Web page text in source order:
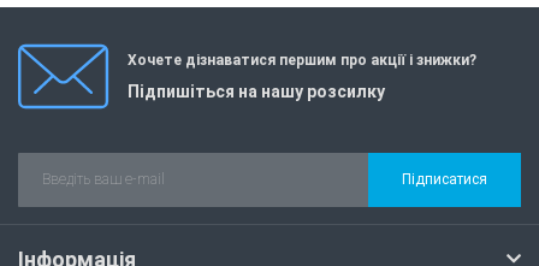
Хочете дізнаватися першим про акції і знижки?
Підпишіться на нашу розсилку
Підписатися
Інформація